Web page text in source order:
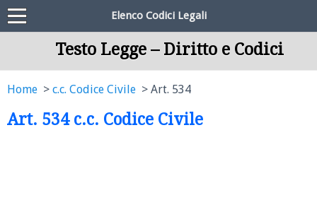
Elenco Codici Legali
Testo Legge – Diritto e Codici
Home c.c. Codice Civile Art. 534
Art. 534 c.c. Codice Civile